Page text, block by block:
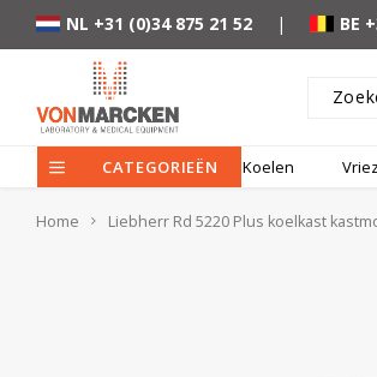
NL +31 (0)34 875 21 52 | BE
CATEGORIEËN Koelen
Home Liebherr Rd 5220 Plus koelkast